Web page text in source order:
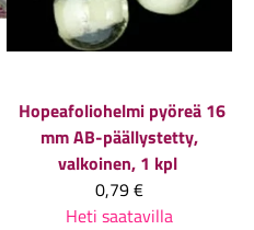
Hopeafoliohelmi pyöreä 16
mm AB-päällystetty,
valkoinen, 1 kpl
0,79 €
Heti saatavilla